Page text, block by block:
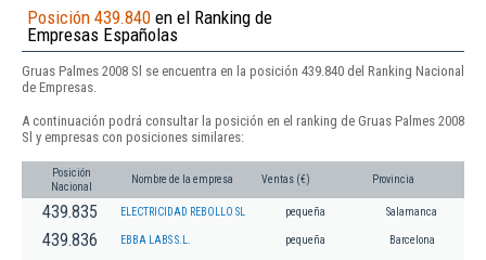
Posición 439.840 en el Ranking de
Empresas Españolas
Gruas Palmes 2008 Sl se encuentra en la posición 439.840 del Ranking Nacional
de Empresas.
A continuación podrá consultar la posición en el ranking de Gruas Palmes 2008
Sl y empresas con posiciones similares:
Posición
Nacional
Nombre de la empresa Ventas (€) Provincia
439.835 ELECTRICIDAD REBOLLO SL pequeña Salamanca
439.836 EBBA LABS S.L. pequeña Barcelona